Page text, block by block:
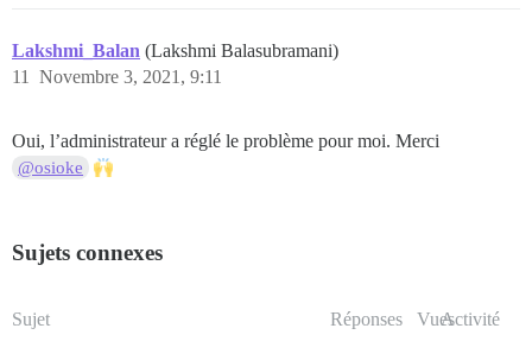
Lakshmi_Balan (Lakshmi Balasubramani)
Novembre 3, 2021, 9:11
11
Oui, l’administrateur a réglé le problème pour moi. Merci
@osioke
Sujets connexes
Sujet Réponses VuesActivité